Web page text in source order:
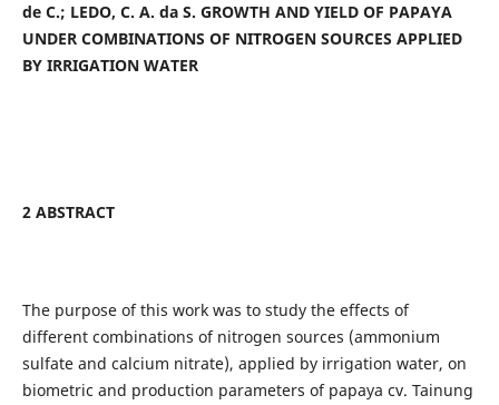
de C.; LEDO, C. A. da S. GROWTH AND YIELD OF PAPAYA
UNDER COMBINATIONS OF NITROGEN SOURCES APPLIED
BY IRRIGATION WATER
2 ABSTRACT
The purpose of this work was to study the effects of
different combinations of nitrogen sources (ammonium
sulfate and calcium nitrate), applied by irrigation water, on
biometric and production parameters of papaya cv. Tainung